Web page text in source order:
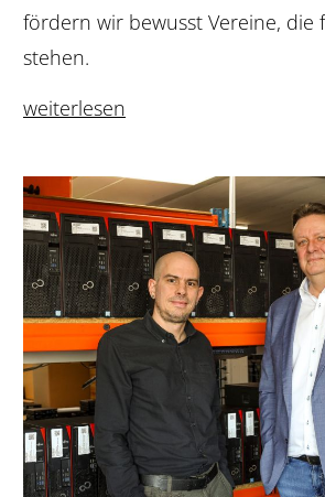
fördern wir bewusst Vereine, die
stehen.
weiterlesen